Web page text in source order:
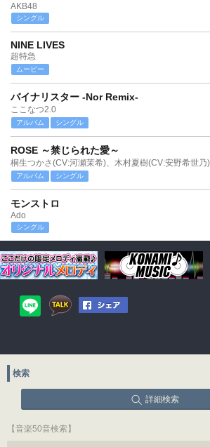
AKB48
シングル
NINE LIVES
超特急
ムービー
バイナリスター -Nor Remix-
ここなつ2.0
アルバム シングル
ROSE ～禁じられた愛～
アルバム シングル
モンストロ
Ado
シングル
検索
詳細検索
【音楽50音検索】